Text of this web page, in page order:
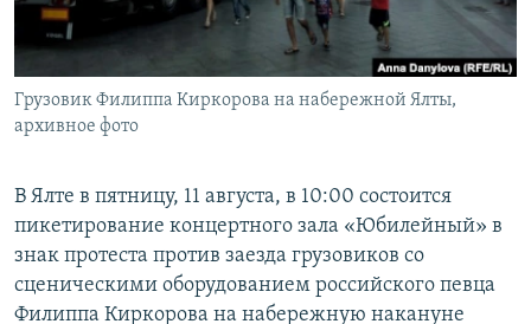
ПОБЕДИТЕЛЕЙ НЕ СУДЯТ?
ELIFBE
ПРИСОЕДИНЯЙТЕСЬ!
Грузовик Филиппа Киркорова на набережной Ялты,
архивное фото
В Ялте в пятницу, 11 августа, в 10:00 состоится
пикетирование концертного зала «Юбилейный» в
знак протеста против заезда грузовиков со
сценическими оборудованием российского певца
Филиппа Киркорова на набережную накануне